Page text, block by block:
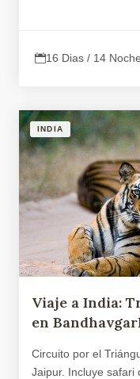
16 Dias / 14
INDIA
Viaje a India:
en
Circuito por el
Jaipur. Incluye safari